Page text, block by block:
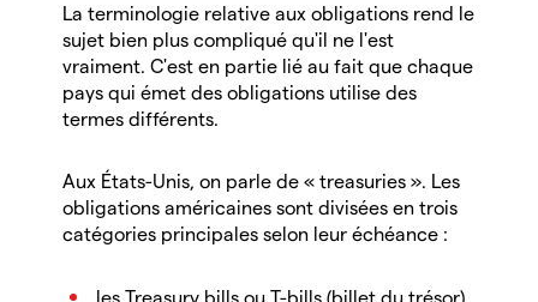
La terminologie relative aux obligations rend le
sujet bien plus compliqué qu'il ne l'est
vraiment. C'est en partie lié au fait que chaque
pays qui émet des obligations utilise des
termes différents.
Aux États-Unis, on parle de « treasuries ». Les
obligations américaines sont divisées en trois
catégories principales selon leur échéance :
les Treasury bills ou T-bills (billet du trésor)